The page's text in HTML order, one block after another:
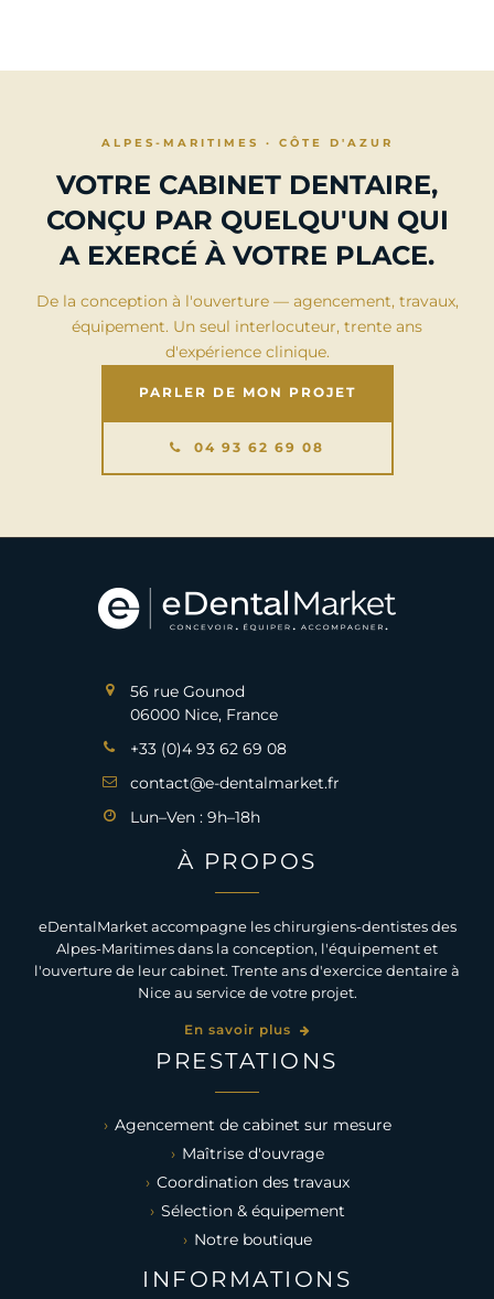
ALPES-MARITIMES · CÔTE D'AZUR
VOTRE CABINET DENTAIRE,
CONÇU PAR QUELQU'UN QUI
A EXERCÉ À VOTRE PLACE.
De la conception à l'ouverture — agencement, travaux,
équipement. Un seul interlocuteur, trente ans
d'expérience clinique.
PARLER DE MON PROJET
04 93 62 69 08
56 rue Gounod
06000 Nice, France
+33 (0)4 93 62 69 08
contact@e-dentalmarket.fr
Lun–Ven : 9h–18h
À PROPOS
eDentalMarket accompagne les chirurgiens-dentistes des
Alpes-Maritimes dans la conception, l'équipement et
l'ouverture de leur cabinet. Trente ans d'exercice dentaire à
Nice au service de votre projet.
En savoir plus
PRESTATIONS
Agencement de cabinet sur mesure
Maîtrise d'ouvrage
Coordination des travaux
Sélection & équipement
Notre boutique
INFORMATIONS